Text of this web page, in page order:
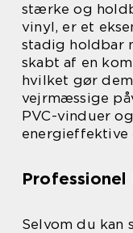
stærke og
vinyl, er et
stadig holdbar
skabt af en
hvilket gør
vejrmæssige
PVC-vinduer
energieffektive
Selvom du kan